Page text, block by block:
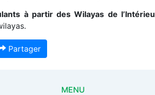
à partir des Wilayas de l’Intérieu
Partager
MENU